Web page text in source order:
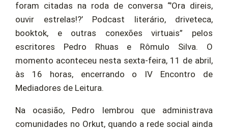
foram citadas na roda de conversa “’Ora direis,
ouvir estrelas!?’ Podcast literário, driveteca,
booktok, e outras conexões virtuais” pelos
escritores Pedro Rhuas e Rômulo Silva. O
momento aconteceu nesta sexta-feira, 11 de abril,
às 16 horas, encerrando o IV Encontro de
Mediadores de Leitura.
Na ocasião, Pedro lembrou que administrava
comunidades no Orkut, quando a rede social ainda